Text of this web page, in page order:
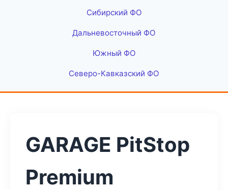
Сибирский ФО
Дальневосточный ФО
Южный ФО
Северо-Кавказский ФО
GARAGE PitStop
Premium